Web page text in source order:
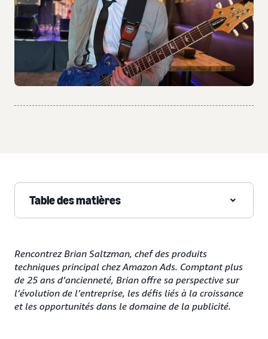
Table des matières
Rencontrez Brian Saltzman, chef des produits
techniques principal chez Amazon Ads. Comptant plus
de 25 ans d’ancienneté, Brian offre sa perspective sur
l’évolution de l’entreprise, les défis liés à la croissance
et les opportunités dans le domaine de la publicité.